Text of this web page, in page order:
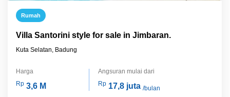
Rumah
Villa Santorini style for sale in Jimbaran.
Kuta Selatan, Badung
Harga
Rp 3,6 M
Angsuran mulai dari
Rp 17,8 juta /bulan